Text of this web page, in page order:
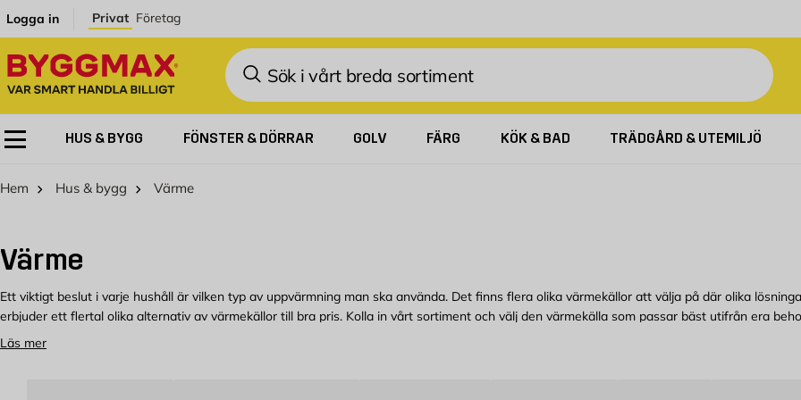
Logga in Privat Företag
Sök
HUS & BYGG FÖNSTER & DÖRRAR GOLV FÄRG KÖK & BAD TRÄDGÅRD & UTEMILJÖ
Hem Hus & bygg Värme
Värme
Ett viktigt beslut i varje hushåll är vilken typ av uppvärmning man ska använda. Det finns flera olika värmekällor att välja på där olika
erbjuder ett flertal olika alternativ av värmekällor till bra pris. Kolla in vårt sortiment och välj den värmekälla som passar bäst utifrån era
Läs mer